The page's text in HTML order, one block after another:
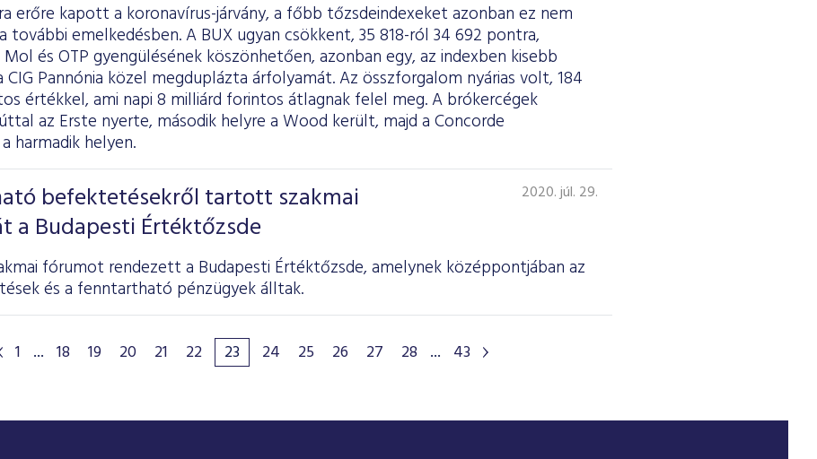
erőre kapott a koronavírus-járvány, a főbb tőzsdeindexeket azonban ez nem
további emelkedésben. A BUX ugyan csökkent, 35 818-ról 34 692 pontra,
és OTP gyengülésének köszönhetően, azonban egy, az indexben kisebb
CIG Pannónia közel megduplázta árfolyamát. Az összforgalom nyárias volt, 184
értékkel, ami napi 8 milliárd forintos átlagnak felel meg. A brókercégek
az Erste nyerte, második helyre a Wood került, majd a Concorde
harmadik helyen.
befektetésekről tartott szakmai
a Budapesti Értéktőzsde
2020. júl. 29.
fórumot rendezett a Budapesti Értéktőzsde, amelynek középpontjában az
és a fenntartható pénzügyek álltak.
1 ... 18 19 20 21 22 23 24 25 26 27 28 ... 43